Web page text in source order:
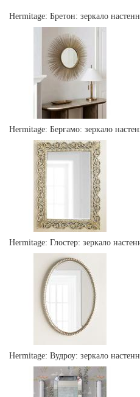
Hermitage: Бретон: зеркало
Hermitage: Бергамо: зеркало
Hermitage: Глостер: зеркало
Hermitage: Вудроу: зеркало